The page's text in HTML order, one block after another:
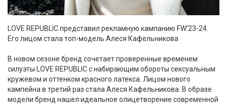
LOVE REPUBLIC представил рекламную кампанию FW’23-24.
Его лицом стала топ-модель Алеся Кафельникова
В новом сезоне бренд сочетает проверенные временем
силуэты LOVE REPUBLIC с набирающим обороты сексуальным
кружевом и оттенком красного латекса. Лицом нового
кампейна в третий раз стала Алеся Кафельникова. В образе
модели бренд нашел идеальное олицетворение современной